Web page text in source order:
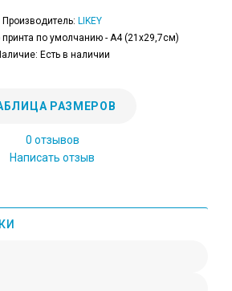
Производитель: LIKEY
по умолчанию - А4 (21x29,7см)
Есть в наличии
РАЗМЕРОВ
0 отзывов
Написать отзыв